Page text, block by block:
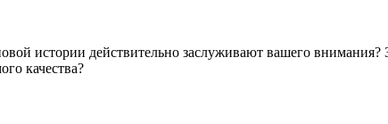
истории действительно заслуживают вашего
качества?